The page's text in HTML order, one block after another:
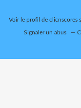
Voir le profil de clicnscores
Signaler un abus